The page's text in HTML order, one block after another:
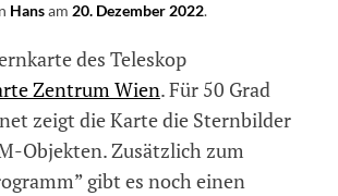
Hansam 20. Dezember 2022.
des Teleskop
Zentrum Wien. Für 50 Grad
zeigt die Karte die Sternbilder
Objekten. Zusätzlich zum
gibt es noch einen